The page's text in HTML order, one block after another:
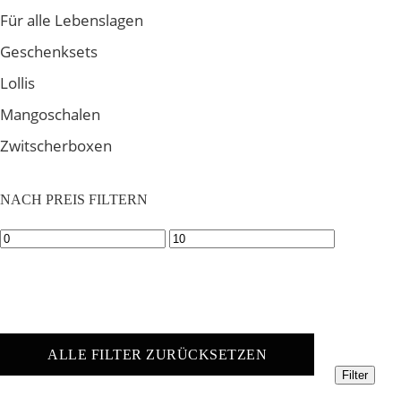
Für alle Lebenslagen
Geschenksets
Lollis
Mangoschalen
Zwitscherboxen
NACH PREIS FILTERN
Min.
Max.
Filter
ALLE FILTER ZURÜCKSETZEN